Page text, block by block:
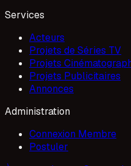
Services
Acteurs
Projets de Séries TV
Projets
Projets Publicitaires
Annonces
Administration
Connexion Membre
Postuler